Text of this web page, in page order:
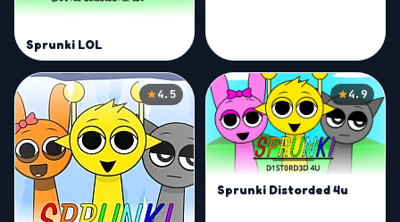
Sprunki LOL
4.5 4.9
Sprunki Distorded 4u